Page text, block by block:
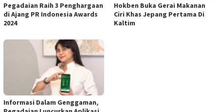
Pegadaian Raih 3 Penghargaan
di Ajang PR Indonesia Awards
2024
Hokben Buka Gerai Makanan
Ciri Khas Jepang Pertama Di
Kaltim
Informasi Dalam Genggaman,